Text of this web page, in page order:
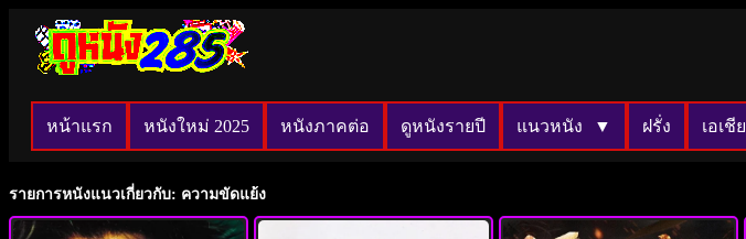
หน้าแรก หนังใหม่ 2025 หนังภาคต่อ ดูหนังรายปี แนวหนัง ฝรั่ง เอเชีย
รายการหนังแนวเกี่ยวกับ: ความขัดแย้ง